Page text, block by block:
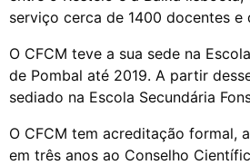
serviço cerca de 1400 docentes e
O CFCM teve a sua sede na
de Pombal até 2019. A partir
sediado na Escola Secundária
O CFCM tem acreditação formal,
em três anos ao Conselho